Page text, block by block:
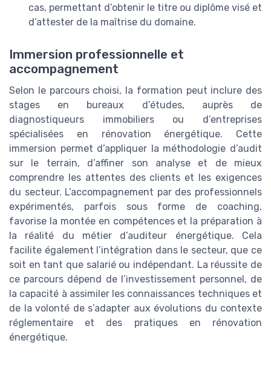
cas, permettant d’obtenir le titre ou diplôme visé et
d’attester de la maîtrise du domaine.
Immersion professionnelle et
accompagnement
Selon le parcours choisi, la formation peut inclure des
stages en bureaux d’études, auprès de
diagnostiqueurs immobiliers ou d’entreprises
spécialisées en rénovation énergétique. Cette
immersion permet d’appliquer la méthodologie d’audit
sur le terrain, d’affiner son analyse et de mieux
comprendre les attentes des clients et les exigences
du secteur. L’accompagnement par des professionnels
expérimentés, parfois sous forme de coaching,
favorise la montée en compétences et la préparation à
la réalité du métier d’auditeur énergétique. Cela
facilite également l’intégration dans le secteur, que ce
soit en tant que salarié ou indépendant. La réussite de
ce parcours dépend de l’investissement personnel, de
la capacité à assimiler les connaissances techniques et
de la volonté de s’adapter aux évolutions du contexte
réglementaire et des pratiques en rénovation
énergétique.